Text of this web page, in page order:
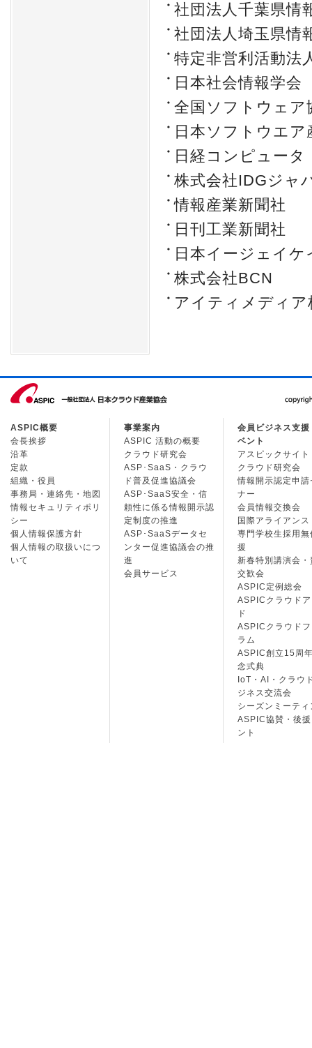
社団法人千葉県情
社団法人埼玉県情
特定非営利活動法
日本社会情報学会
全国ソフトウェア
日本ソフトウエア
日経コンピュータ
株式会社IDGジャ
情報産業新聞社
日刊工業新聞社
日本イージェイケ
株式会社BCN
アイティメディア
ASPIC概要
会長挨拶
沿革
定款
組織・役員
事務局・連絡先・地図
情報セキュリティポリ
シー
個人情報保護方針
個人情報の取扱いにつ
いて
事業案内
ASPIC 活動の概要
クラウド研究会
ASP･SaaS・クラウ
ド普及促進協議会
ASP･SaaS安全・信
頼性に係る情報開示認
定制度の推進
ASP･SaaSデータセ
ンター促進協議会の推
進
会員サービス
会員ビジネス支援
ベント
アスピックサイト
クラウド研究会
情報開示認定申請
ナー
会員情報交換会
国際アライアンス
専門学校生採用無
援
新春特別講演会・
交歓会
ASPIC定例総会
ASPICクラウド
ド
ASPICクラウド
ラム
ASPIC創立15周
念式典
IoT・AI・クラウ
ジネス交流会
シーズンミーティ
ASPIC協賛・後
ント